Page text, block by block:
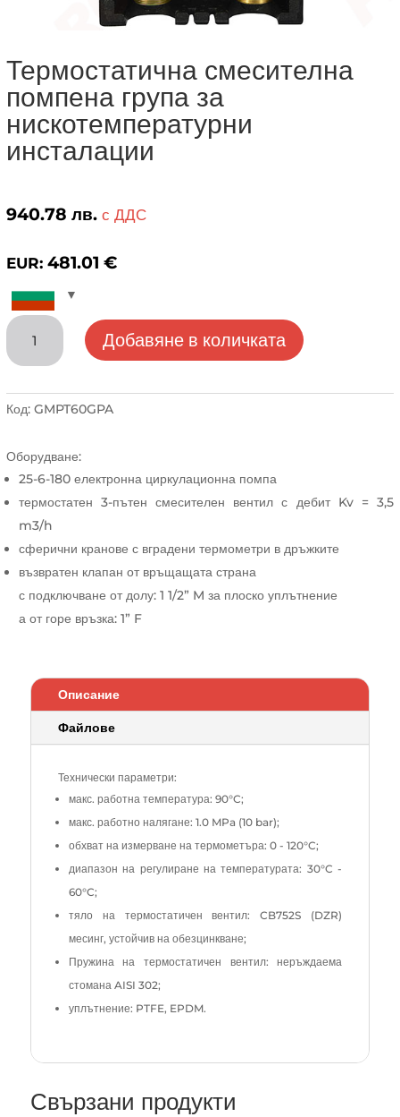
Термостатична смесителна
помпена група за
нискотемпературни
инсталации
940.78 лв. с ДДС
EUR: 481.01 €
количество
Термостатична
помпена
нискотемпературни
инсталации
Добавяне в количката
Код: GMPT60GPA
Оборудване:
25-6-180 електронна циркулационна помпа
термостатен 3-пътен смесителен вентил с дебит Kv = 3,5
m3/h
сферични кранове с вградени термометри в дръжките
възвратен клапан от връщащата страна
с подключване от долу: 1 1/2” M за плоско уплътнение
а от горе връзка: 1” F
Описание
Файлове
Технически параметри:
макс. работна температура: 90°C;
макс. работно налягане: 1.0 MPa (10 bar);
обхват на измерване на термометъра: 0 - 120°C;
диапазон на регулиране на температурата: 30°C -
60°C;
тяло на термостатичен вентил: CB752S (DZR)
месинг, устойчив на обезцинкване;
Пружина на термостатичен вентил: неръждаема
стомана AISI 302;
уплътнение: PTFE, EPDM.
Свързани продукти